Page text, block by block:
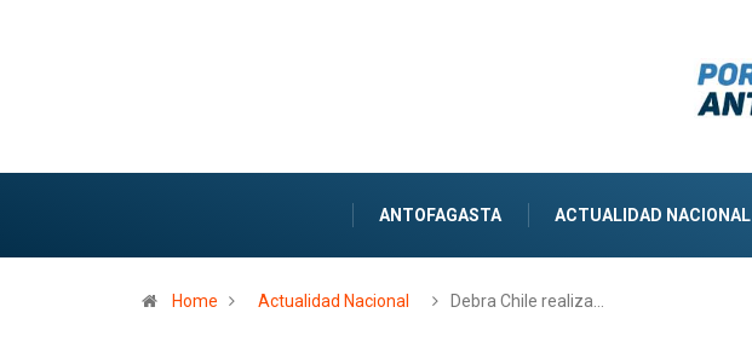
ANTOFAGASTA ACTUALIDAD NACIONAL
Home Actualidad Nacional Debra Chile realiza…